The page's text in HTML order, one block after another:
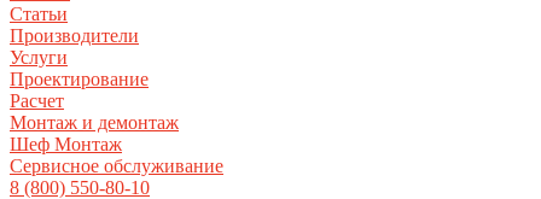
Статьи
Производители
Услуги
Проектирование
Расчет
Монтаж и демонтаж
Шеф Монтаж
Сервисное обслуживание
8 (800) 550-80-10